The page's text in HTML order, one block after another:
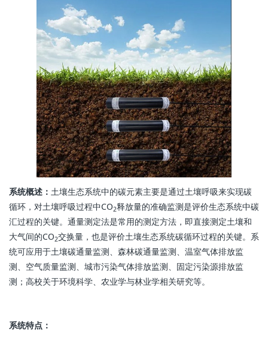
系统概述： 土壤生态系统中的碳元素主要是通过土壤呼吸来实现碳
循环，对土壤呼吸过程中CO2释放量的准确监测是评价生态系统中碳
汇过程的关键。通量测定法是常用的测定方法，即直接测定土壤和
大气间的CO2交换量，也是评价土壤生态系统碳循环过程的关键。系
统可应用于土壤碳通量监测、森林碳通量监测、温室气体排放监
测、空气质量监测、城市污染气体排放监测、固定污染源排放监
测；高校关于环境科学、农业学与林业学相关研究等。
系统特点：